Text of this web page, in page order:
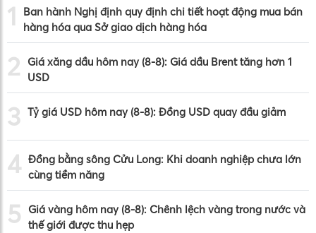
1
Ban hành Nghị định quy định chi tiết hoạt động mua bán
hàng hóa qua Sở giao dịch hàng hóa
2
Giá xăng dầu hôm nay (8-8): Giá dầu Brent tăng hơn 1
USD
3 Tỷ giá USD hôm nay (8-8): Đồng USD quay đầu giảm
4 Đồng bằng sông Cửu Long: Khi doanh nghiệp chưa lớn
cùng tiềm năng
5
Giá vàng hôm nay (8-8): Chênh lệch vàng trong nước và
thế giới được thu hẹp